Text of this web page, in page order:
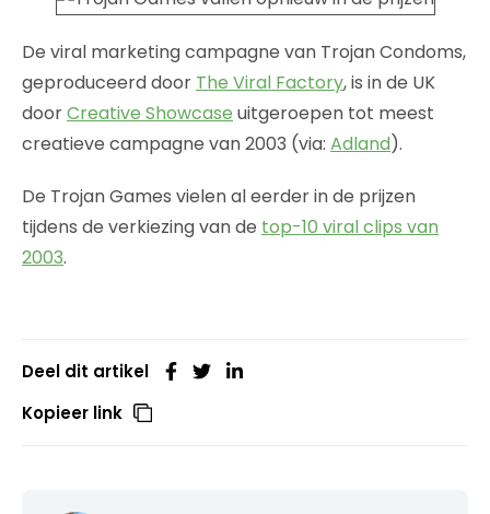
De viral marketing campagne van Trojan Condoms,
geproduceerd door The Viral Factory, is in de UK
doorCreative Showcase uitgeroepen tot meest
creatieve campagne van 2003 (via: Adland).
De Trojan Games vielen al eerder in de prijzen
tijdens de verkiezing van de top-10 viral clips van
2003.
Deel dit artikel
Kopieer link